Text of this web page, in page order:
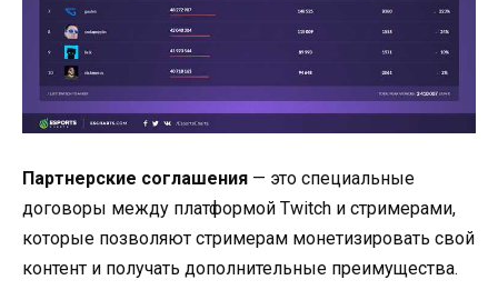
Партнерские соглашения — это специальные
договоры между платформой Twitch и стримерами,
которые позволяют стримерам монетизировать свой
контент и получать дополнительные преимущества.